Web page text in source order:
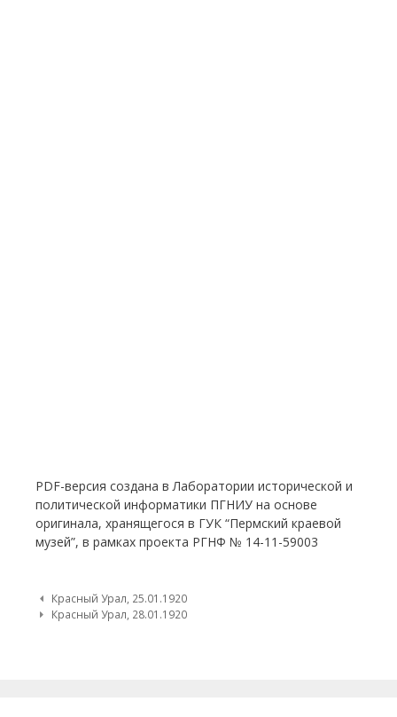
PDF-версия создана в Лаборатории исторической и
политической информатики ПГНИУ на основе
оригинала, хранящегося в ГУК “Пермский краевой
музей”, в рамках проекта РГНФ № 14-11-59003
Post navigation
Красный Урал, 25.01.1920
Красный Урал, 28.01.1920